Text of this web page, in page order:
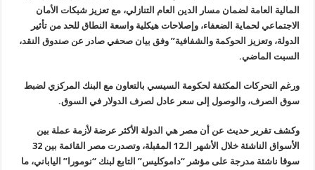
المالية العامة لضمان مسار الدين العام التنازلي، مع تعزيز شبكات الأمان
الاجتماعي لحماية الضعفاء، وإصلاحات هيكلية واسعة النطاق للحد من تأثير
الدولة، وتعزيز الحوكمة والشفافية” وفق بيان صحفي صادر عن صندوق النقد،
السبت الماضي.
ورغم التحركات المكثفة لحكومة السيسي بالتعاون مع البنك المركزي لضبط
سوق الصرف، والوصول إلى سعر عادل لصرف الدولار في السوق.
وكشف تقرير حديث عن أن مصر هي الدولة الأكثر عرضة لأزمة عملة بين
الأسواق الناشئة خلال الأشهر الـ12 المقبلة، وتصدرت مصر القائمة بين 32
سوقا ناشئة مدرجة على مؤشر “داموكليس” التابع لبنك “نومورا” الياباني، ما